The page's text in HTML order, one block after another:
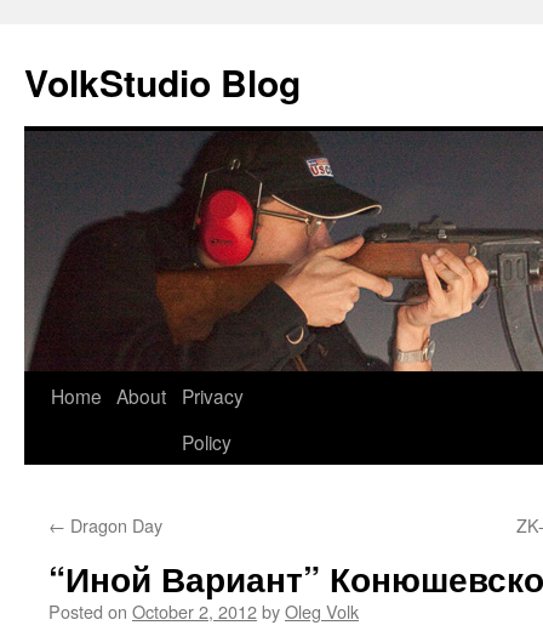
VolkStudio Blog
Skip
Home About
Privacy
Policy
← Dragon Day
“Иной Вариант”
Posted on October 2, 2012byOleg Volk